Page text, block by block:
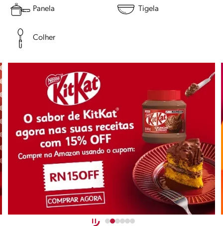
Panela Tigela
Colher